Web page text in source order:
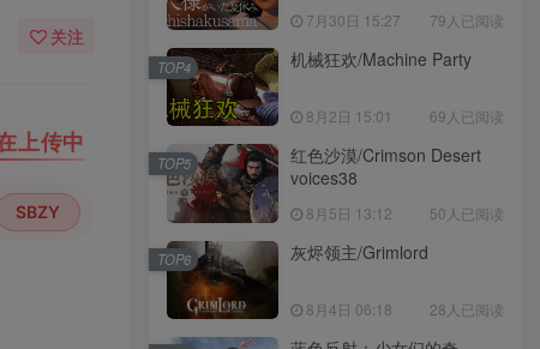
关注
💡建议收藏本站，方便获取最新资源
SBZY
7月30日 15:27 79人已阅读
机械狂欢/Machine Party
8月2日 15:01 69人已阅读
TOP4
红色沙漠/Crimson Desert
voices38
8月5日 13:12 50人已阅读
TOP5
灰烬领主/Grimlord
8月4日 06:18 28人已阅读
TOP6